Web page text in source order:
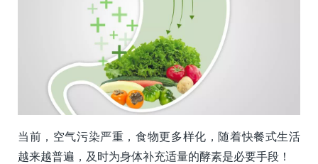
当前，空气污染严重，食物更多样化，随着快餐式生活
越来越普遍，及时为身体补充适量的酵素是必要手段！